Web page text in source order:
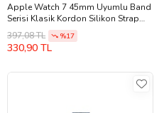
Apple Watch 7 45mm Uyumlu Band
Serisi Klasik Kordon Silikon Strap
Kayış (Beyaz-Pembe)
397,08 TL %17
330,90 TL